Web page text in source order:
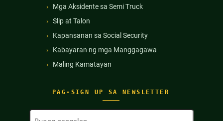
PAG-SIGN UP SA NEWSLETTER
Buong
Mga Aksidente sa Semi Truck
Slip at Talon
Kapansanan sa Social Security
Kabayaran ng mga Manggagawa
Maling Kamatayan